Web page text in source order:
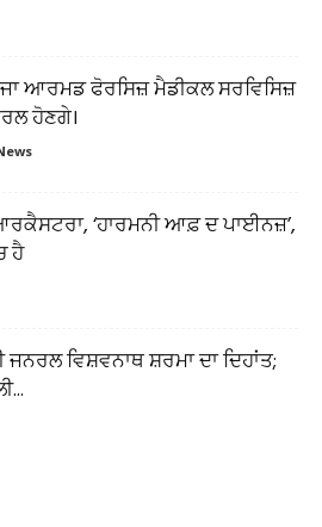
ਆਰਮਡ ਫੋਰਸਿਜ਼ ਮੈਡੀਕਲ ਸਰਵਿਸਿਜ਼
ਹੋਣਗੇ।
‘ਹਾਰਮਨੀ ਆਫ਼ ਦ ਪਾਈਨਜ਼’,
ਹੈ
ਜਨਰਲ ਵਿਸ਼ਵਨਾਥ ਸ਼ਰਮਾ ਦਾ ਦਿਹਾਂਤ;